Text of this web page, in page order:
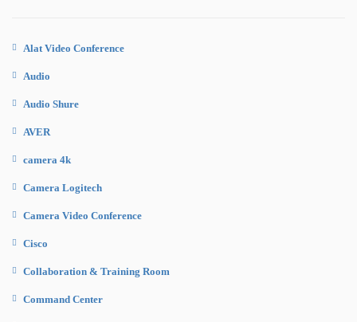
Alat Video Conference
Audio
Audio Shure
AVER
camera 4k
Camera Logitech
Camera Video Conference
Cisco
Collaboration & Training Room
Command Center